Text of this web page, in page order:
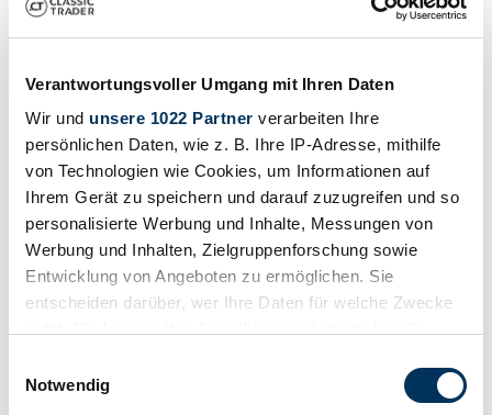
Verantwortungsvoller Umgang mit Ihren Daten
Wir und unsere 1022 Partner verarbeiten Ihre
persönlichen Daten, wie z. B. Ihre IP-Adresse, mithilfe
von Technologien wie Cookies, um Informationen auf
Ihrem Gerät zu speichern und darauf zuzugreifen und so
personalisierte Werbung und Inhalte, Messungen von
Werbung und Inhalten, Zielgruppenforschung sowie
Entwicklung von Angeboten zu ermöglichen. Sie
entscheiden darüber, wer Ihre Daten für welche Zwecke
Trigger Symbol ändern oder widerrufen
Notwendig
/15
2002 | Mercedes-Benz E 240
CHF 5'514